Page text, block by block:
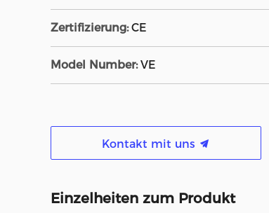
Zertifizierung: CE
Model Number: VE
Kontakt mit uns
Einzelheiten zum Produkt